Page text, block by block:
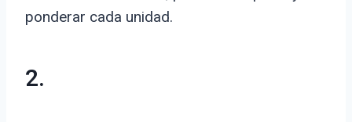
ponderar cada unidad.
2.